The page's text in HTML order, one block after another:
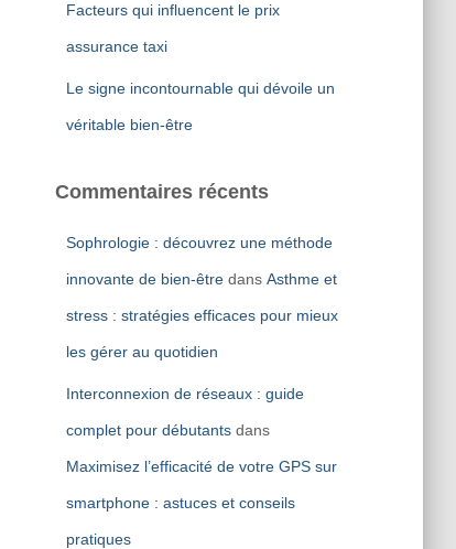
Facteurs qui influencent le prix
assurance taxi
Le signe incontournable qui dévoile un
véritable bien-être
Commentaires récents
Sophrologie : découvrez une méthode
innovante de bien-êtredans Asthme et
stress : stratégies efficaces pour mieux
les gérer au quotidien
Interconnexion de réseaux : guide
complet pour débutantsdans
Maximisez l’efficacité de votre GPS sur
smartphone : astuces et conseils
pratiques